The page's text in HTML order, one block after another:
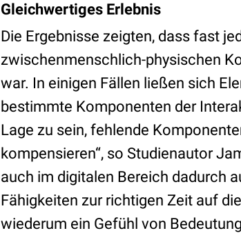
Gleichwertiges Erlebnis
Die Ergebnisse zeigten, dass fast
zwischenmenschlich-physischen
war. In einigen Fällen ließen sich
bestimmte Komponenten der
Lage zu sein, fehlende
kompensieren“, so Studienautor
auch im digitalen Bereich dadurch
Fähigkeiten zur richtigen Zeit auf
wiederum ein Gefühl von